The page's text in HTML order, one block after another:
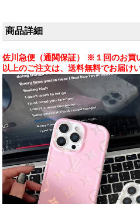
商品詳細
佐川急便（通関保証） ※１回のお買
以上のご注文は、送料無料でお届け